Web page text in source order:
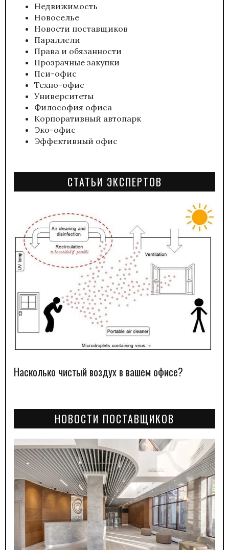
Недвижимость
Новоселье
Новости поставщиков
Параллели
Права и обязанности
Прозрачные закупки
Пси-офис
Техно-офис
Университеты
Философия офиса
Корпоративный автопарк
Эко-офис
Эффективный офис
СТАТЬИ ЭКСПЕРТОВ
Насколько чистый воздух в вашем офисе?
НОВОСТИ ПОСТАВЩИКОВ